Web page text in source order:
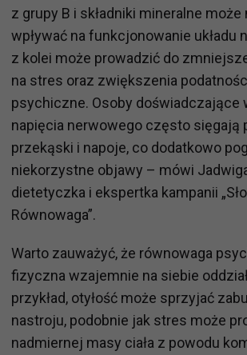
z grupy B i składniki mineralne
wpływać na funkcjonowanie układu
z kolei może prowadzić do
na stres oraz zwiększenia
psychiczne. Osoby doświadczające
napięcia nerwowego często sięgają
przekąski i napoje, co dodatkowo
niekorzystne objawy – mówi
dietetyczka i ekspertka kampanii
Równowaga”.
Warto zauważyć, że równowaga
fizyczna wzajemnie na siebie
przykład, otyłość może sprzyjać
nastroju, podobnie jak stres może
nadmiernej masy ciała z powodu